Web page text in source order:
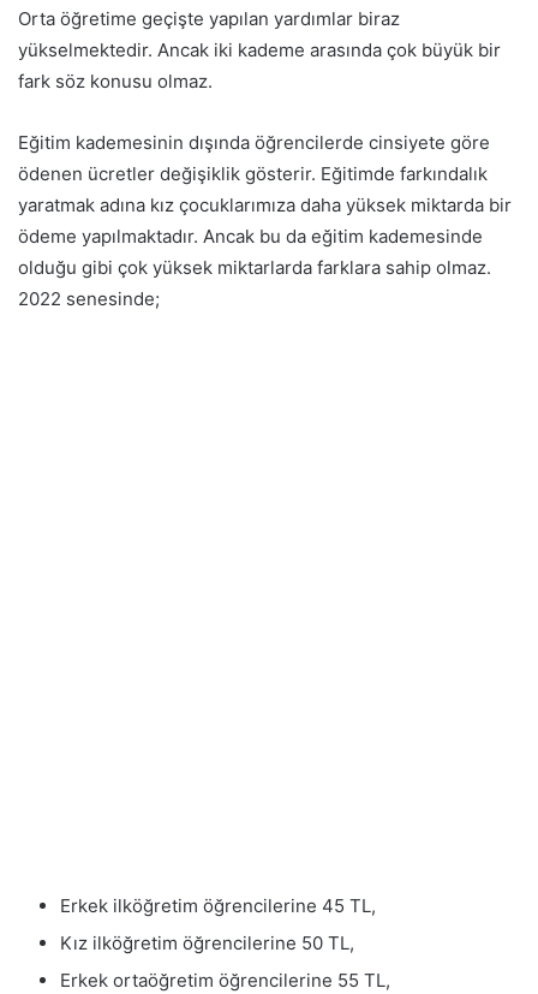
Orta öğretime geçişte yapılan yardımlar biraz
yükselmektedir. Ancak iki kademe arasında çok büyük bir
fark söz konusu olmaz.
Eğitim kademesinin dışında öğrencilerde cinsiyete göre
ödenen ücretler değişiklik gösterir. Eğitimde farkındalık
yaratmak adına kız çocuklarımıza daha yüksek miktarda bir
ödeme yapılmaktadır. Ancak bu da eğitim kademesinde
olduğu gibi çok yüksek miktarlarda farklara sahip olmaz.
2022 senesinde;
Erkek ilköğretim öğrencilerine 45 TL,
Kız ilköğretim öğrencilerine 50 TL,
Erkek ortaöğretim öğrencilerine 55 TL,